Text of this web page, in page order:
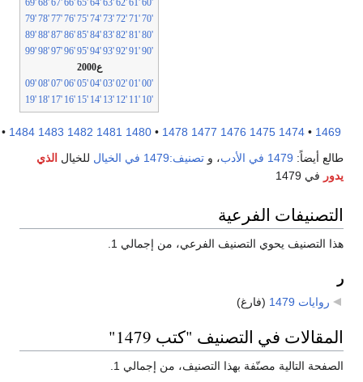
'63
'64
'65
'66
'67
'68
'69
'73
'74
'75
'76
'77
'78
'79
'83
'84
'85
'86
'87
'88
'89
'93
'94
'95
'96
'97
'98
'99
'03
'04
'05
'06
'07
'08
'09
'13
'14
'15
'16
'17
'18
'19
•
1474
1475
1476
1477
1478
•
1480
1481
1482
1483
1484
•
1489
أيضاً: 1479 في الأدب ، وتصنيف:1479 في الخيال للخيالالذي
في 1479
الفرعية
التصنيف يحوي التصنيف الفرعي، من إجمالي 1.
روايات 1479 (فارغ)
في التصنيف "كتب 1479"
التالية مصنّفة بهذا التصنيف، من إجمالي 1.